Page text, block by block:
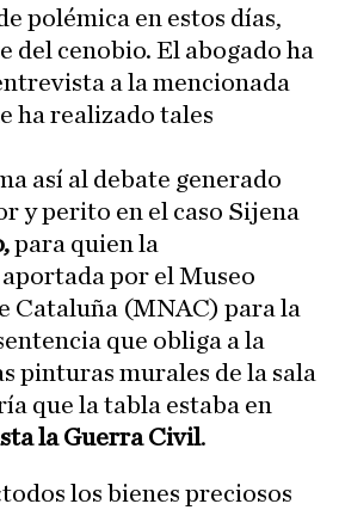
polémica en estos días,
del cenobio. El abogado ha
a la mencionada
ha realizado tales
así al debate generado
y perito en el caso Sijena
para quien la
por el Museo
Cataluña (MNAC) para la
que obliga a la
pinturas murales de la sala
que la tabla estaba en
la Guerra Civil.
los bienes preciosos